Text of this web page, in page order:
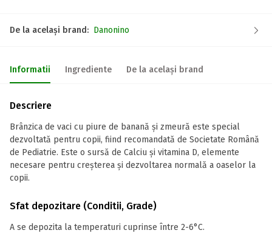
De la același brand: Danonino
Informatii Ingrediente De la același brand
Descriere
Brânzica de vaci cu piure de banană și zmeură este special
dezvoltată pentru copii, fiind recomandată de Societate Română
de Pediatrie. Este o sursă de Calciu și vitamina D, elemente
necesare pentru creșterea și dezvoltarea normală a oaselor la
copii.
Sfat depozitare (Conditii, Grade)
A se depozita la temperaturi cuprinse între 2-6°C.